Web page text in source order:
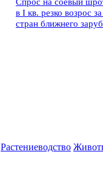
Спрос на соевый
в I кв. резко возрос
стран ближнего
Растениеводство